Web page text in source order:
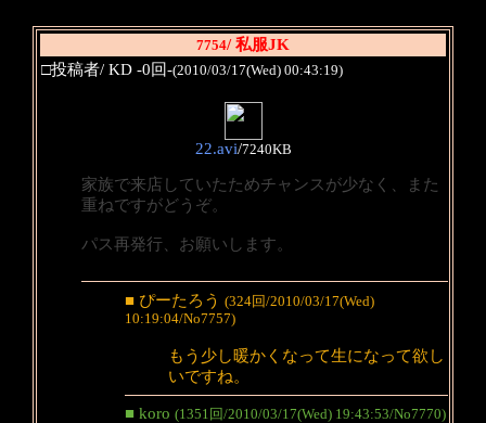
7754/ 私服JK
□投稿者/ KD -0回-(2010/03/17(Wed) 00:43:19)
22.avi/7240KB
家族で来店していたためチャンスが少なく、また
重ねですがどうぞ。
パス再発行、お願いします。
■ ぴーたろう (324回/2010/03/17(Wed)
10:19:04/No7757)
もう少し暖かくなって生になって欲し
いですね。
■ koro (1351回/2010/03/17(Wed) 19:43:53/No7770)